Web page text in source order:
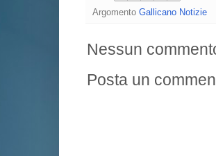
Argomento Gallicano Notizie
Nessun
Posta un